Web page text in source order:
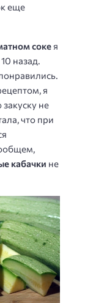
еще
сокея
назад.
я
не
что при
кабачки не